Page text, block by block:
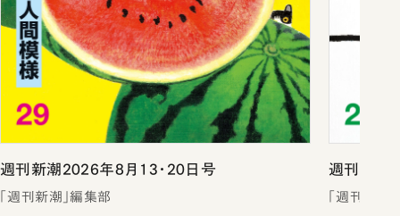
週刊新潮2026年8月13・20日号
「週刊新潮」編集部
週刊新潮
「週刊新潮